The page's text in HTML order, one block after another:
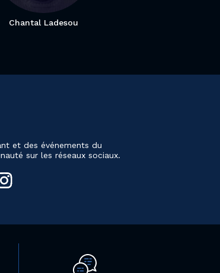
Chantal Ladesou
et des événements du
sur les réseaux sociaux.